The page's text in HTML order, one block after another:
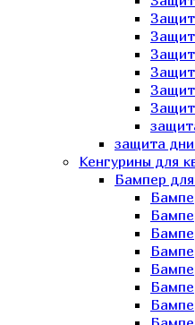
защита
Кенгурины для
Бампер